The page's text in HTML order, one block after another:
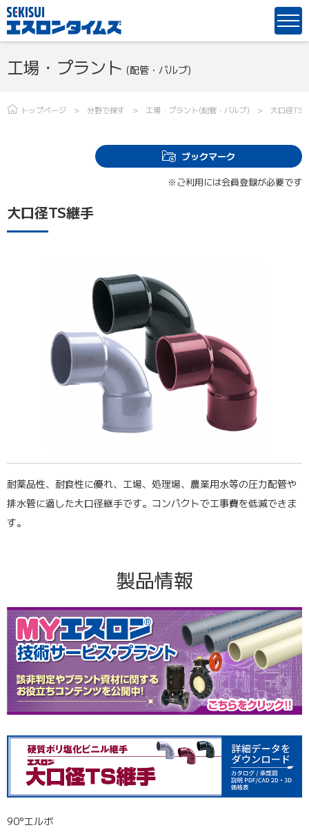
工場・プラント (配管・バルブ)
トップページ 分野で探す 工場・プラント(配管・バルブ) 大口径TS
ブックマーク
※ご利用には会員登録が必要です
大口径TS継手
耐薬品性、耐食性に優れ、工場、処理場、農業用水等の圧力配管や
排水管に適した大口径継手です。コンパクトで工事費を低減できま
す。
製品情報
90°エルボ